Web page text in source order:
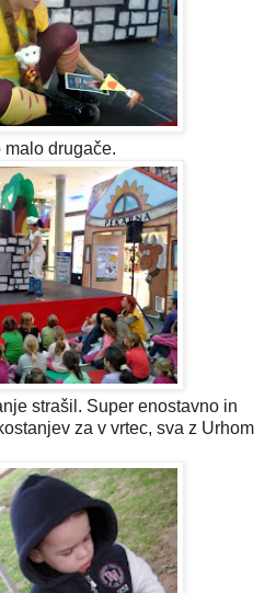
drugače.
strašil. Super enostavno in
za v vrtec, sva z Urhom